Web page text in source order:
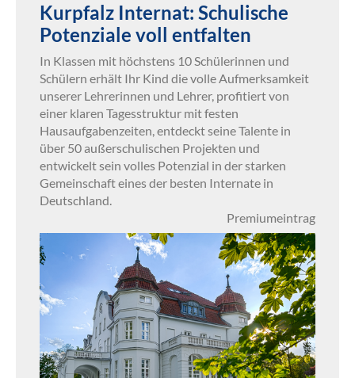
Kurpfalz Internat: Schulische
Potenziale voll entfalten
In Klassen mit höchstens 10 Schülerinnen und
Schülern erhält Ihr Kind die volle Aufmerksamkeit
unserer Lehrerinnen und Lehrer, profitiert von
einer klaren Tagesstruktur mit festen
Hausaufgabenzeiten, entdeckt seine Talente in
über 50 außerschulischen Projekten und
entwickelt sein volles Potenzial in der starken
Gemeinschaft eines der besten Internate in
Deutschland.
Premiumeintrag